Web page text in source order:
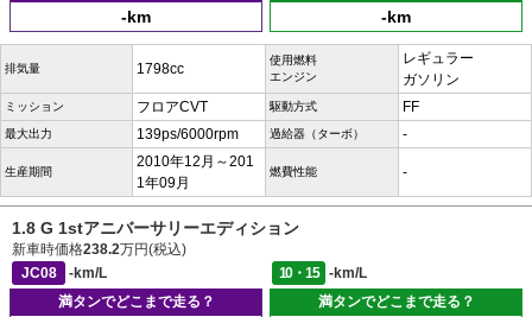
-km -km
排気量 1798cc
使用燃料
エンジン
レギュラー
ガソリン
ミッション フロアCVT 駆動方式 FF
最大出力 139ps/6000rpm 過給器（ターボ） -
生産期間
2010年12月～201
1年09月
燃費性能 -
1.8 G 1stアニバーサリーエディション
新車時価格238.2万円(税込)
JC08
-km/L 10・15
-km/L
満タンでどこまで走る？
満タンでどこまで走る？